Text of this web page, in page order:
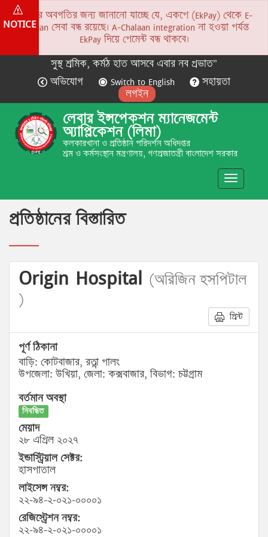
NOTICE
সকলের অবগতির জন্য জানানো যাচ্ছে যে, একপে (EkPay) থেকে E-
Chalaan সেবা বন্ধ রয়েছে। A-Chalaan integration না হওয়া পর্যন্ত
EkPay দিয়ে পেমেন্ট বন্ধ থাকবে।
সুস্থ শ্রমিক, কর্মঠ হাত আসবে এবার নব প্রভাত”
অভিযোগ
Switch to English
সহায়তা
লগইন
লেবার ইন্সপেকশন ম্যানেজমেন্ট
অ্যাপ্লিকেশন (লিমা)
কলকারখানা ও প্রতিষ্ঠান পরিদর্শন অধিদপ্তর
শ্রম ও কর্মসংস্থান মন্ত্রণালয়, গণপ্রজাতন্ত্রী বাংলাদেশ সরকার
Toggle
প্রতিষ্ঠানের বিস্তারিত
Origin Hospital (অরিজিন হসপিটাল
)
প্রিন্ট
পূর্ণ ঠিকানা
বাড়ি: কোটবাজার, রত্না পালং
উপজেলা: উখিয়া, জেলা: কক্সবাজার, বিভাগ: চট্টগ্রাম
বর্তমান অবস্থা
নিবন্ধিত
মেয়াদ
২৮ এপ্রিল ২০২৭
ইন্ডাস্ট্রিয়াল সেক্টর:
হাসপাতাল
লাইসেন্স নম্বর:
২২-৯৪-২-০২১-০০০০১
রেজিস্ট্রেশন নম্বর:
২২-৯৪-২-০২১-০০০০১